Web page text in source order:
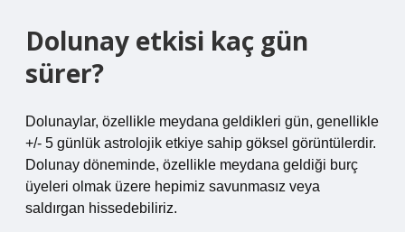
Dolunay etkisi kaç gün
sürer?
Dolunaylar, özellikle meydana geldikleri gün, genellikle
+/- 5 günlük astrolojik etkiye sahip göksel görüntülerdir.
Dolunay döneminde, özellikle meydana geldiği burç
üyeleri olmak üzere hepimiz savunmasız veya
saldırgan hissedebiliriz.